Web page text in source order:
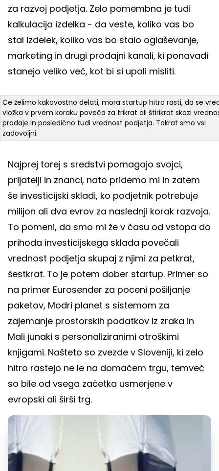
za razvoj podjetja. Zelo pomembna je tudi
kalkulacija izdelka - da veste, koliko vas bo
stal izdelek, koliko vas bo stalo oglaševanje,
marketing in drugi prodajni kanali, ki ponavadi
stanejo veliko več, kot bi si upali misliti.
Če želimo kakovostno delati, mora startup hitro rasti, da se
vložka v prvem koraku poveča za trikrat ali štirikrat skozi
prodaje in posledično tudi vrednost podjetja. Takrat smo vsi
zadovoljni.
Najprej torej s sredstvi pomagajo svojci,
prijatelji in znanci, nato pridemo mi in zatem
še investicijski skladi, ko podjetnik potrebuje
milijon ali dva evrov za naslednji korak razvoja.
To pomeni, da smo mi že v času od vstopa do
prihoda investicijskega sklada povečali
vrednost podjetja skupaj z njimi za petkrat,
šestkrat. To je potem dober startup. Primer so
na primer Eurosender za poceni pošiljanje
paketov, Modri planet s sistemom za
zajemanje prostorskih podatkov iz zraka in
Mali junaki s personaliziranimi otroškimi
knjigami. Našteto so zvezde v Sloveniji, ki zelo
hitro rastejo ne le na domačem trgu, temveč
so bile od vsega začetka usmerjene v
evropski ali širši trg.